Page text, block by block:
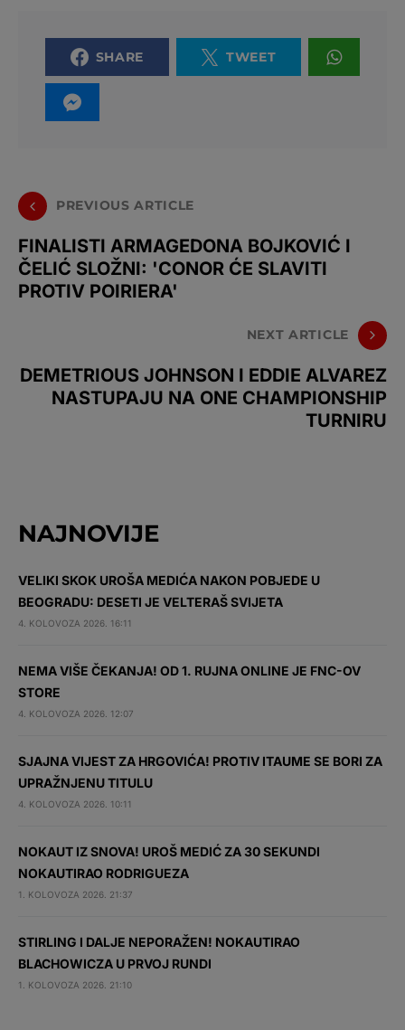
SHARE TWEET
PREVIOUS ARTICLE
FINALISTI ARMAGEDONA BOJKOVIĆ I
ČELIĆ SLOŽNI: 'CONOR ĆE SLAVITI
PROTIV POIRIERA'
NEXT ARTICLE
DEMETRIOUS JOHNSON I EDDIE ALVAREZ
NASTUPAJU NA ONE CHAMPIONSHIP
TURNIRU
NAJNOVIJE
VELIKI SKOK UROŠA MEDIĆA NAKON POBJEDE U
BEOGRADU: DESETI JE VELTERAŠ SVIJETA
4. KOLOVOZA 2026. 16:11
NEMA VIŠE ČEKANJA! OD 1. RUJNA ONLINE JE FNC-OV
STORE
4. KOLOVOZA 2026. 12:07
SJAJNA VIJEST ZA HRGOVIĆA! PROTIV ITAUME SE BORI ZA
UPRAŽNJENU TITULU
4. KOLOVOZA 2026. 10:11
NOKAUT IZ SNOVA! UROŠ MEDIĆ ZA 30 SEKUNDI
NOKAUTIRAO RODRIGUEZA
1. KOLOVOZA 2026. 21:37
STIRLING I DALJE NEPORAŽEN! NOKAUTIRAO
BLACHOWICZA U PRVOJ RUNDI
1. KOLOVOZA 2026. 21:10